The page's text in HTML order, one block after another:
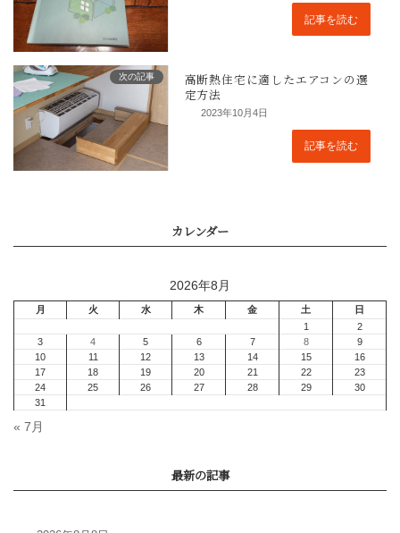
Q1.0住宅 データから
マニュアル2023
記事を読む
次の記事
定方法
2023年10月4日
記事を読む
2026年8月
« 7月